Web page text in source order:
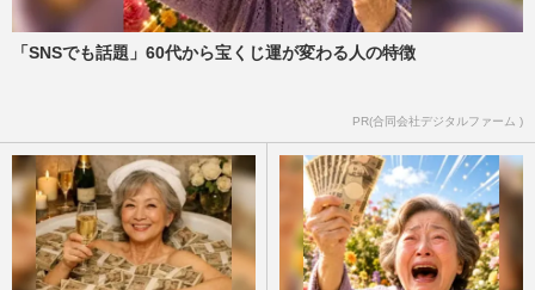
「SNSでも話題」60代から宝くじ運が変わる人の特徴
PR(合同会社デジタルファーム )